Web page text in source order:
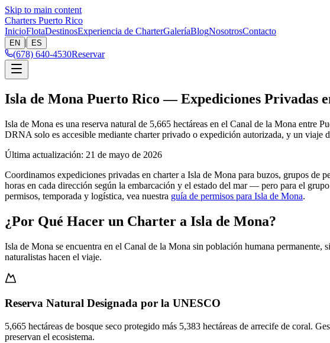
Skip to main content
Charters Puerto Rico
InicioFlotaDestinosExperiencia de CharterGaleríaBlogNosotrosContacto
EN | ES
(678) 640-4530Reservar
Isla de Mona Puerto Rico — Expediciones Privadas
Isla de Mona es una reserva natural de 5,665 hectáreas en el Canal de la Mona
DRNA solo es accesible mediante charter privado o expedición autorizada, y un viaje
Última actualización: 21 de mayo de 2026
Coordinamos expediciones privadas en charter a Isla de Mona para buzos, grupos
horas en cada dirección según la embarcación y el estado del mar — pero para el
permisos, temporada y logística, vea nuestra guía de permisos para Isla de Mona.
¿Por Qué Hacer un Charter a Isla de Mona?
Isla de Mona se encuentra en el Canal de la Mona sin población humana
naturalistas hacen el viaje.
Reserva Natural Designada por la UNESCO
5,665 hectáreas de bosque seco protegido más 5,383 hectáreas de arrecife de coral.
preservan el ecosistema.